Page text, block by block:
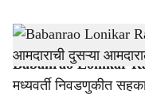
h
a
Rajesh Tope,Babanrao Lonikar-
Babanrao Lonikar
मध्यवर्ती निवडणुकीत